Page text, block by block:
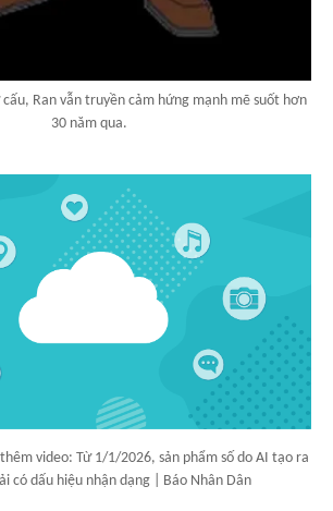
Ran vẫn truyền cảm hứng mạnh mẽ suốt hơn
30 năm qua.
video: Từ 1/1/2026, sản phẩm số do AI tạo ra
có dấu hiệu nhận dạng | Báo Nhân Dân